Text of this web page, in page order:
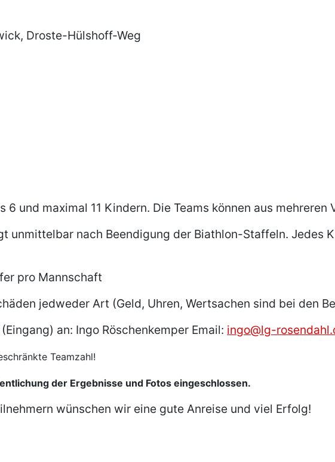
Droste-Hülshoff-Weg
6 und maximal 11 Kindern. Die Teams können aus
unmittelbar nach Beendigung der Biathlon-Staffeln. Jedes
pro Mannschaft
jedweder Art (Geld, Uhren, Wertsachen sind bei den
an: Ingo Röschenkemper Email: ingo@lg-
Teamzahl!
der Ergebnisse und Fotos eingeschlossen.
wünschen wir eine gute Anreise und viel Erfolg!